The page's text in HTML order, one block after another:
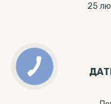
25